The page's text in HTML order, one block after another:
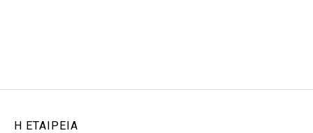
Η ΕΤΑΙΡΕΙΑ